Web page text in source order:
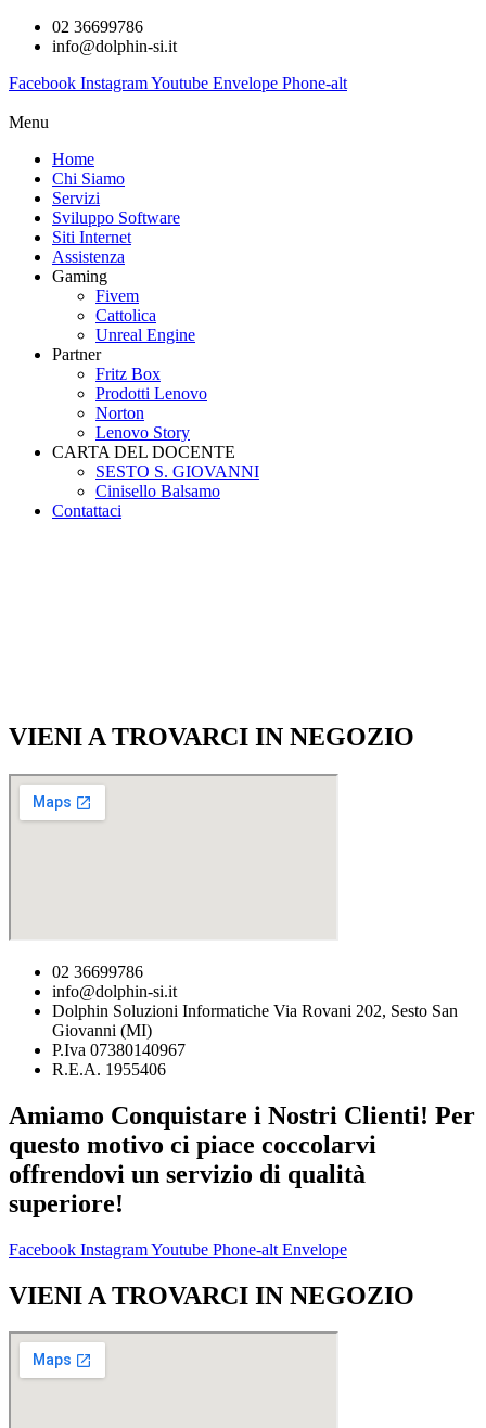
02 36699786
info@dolphin-si.it
Facebook InstagramYoutube Envelope Phone-alt
Menu
Home
Chi Siamo
Servizi
Sviluppo Software
Siti Internet
Assistenza
Gaming
Fivem
Cattolica
Unreal Engine
Partner
Fritz Box
Prodotti Lenovo
Norton
Lenovo Story
CARTA DEL DOCENTE
SESTO S. GIOVANNI
Cinisello Balsamo
Contattaci
VIENI A TROVARCI IN NEGOZIO
02 36699786
info@dolphin-si.it
Dolphin Soluzioni Informatiche Via Rovani 202, Sesto San
Giovanni (MI)
P.Iva 07380140967
R.E.A. 1955406
Amiamo Conquistare i Nostri Clienti! Per
questo motivo ci piace coccolarvi
offrendovi un servizio di qualità
superiore!
Facebook InstagramYoutube Phone-alt Envelope
VIENI A TROVARCI IN NEGOZIO